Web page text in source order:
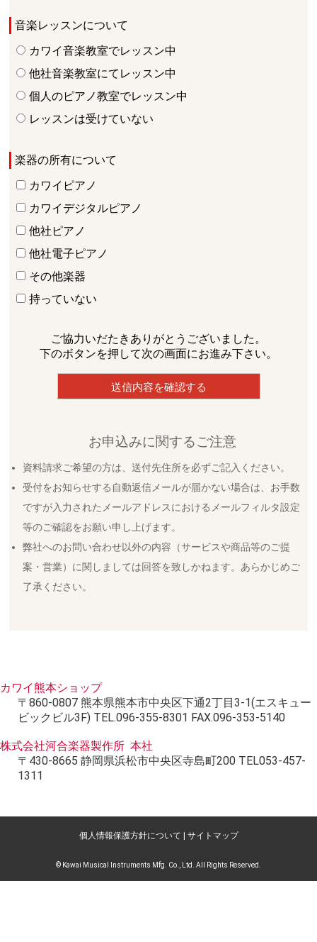
音楽レッスンについて
カワイ音楽教室でレッスン中
他社音楽教室にてレッスン中
個人のピアノ教室でレッスン中
レッスンは受けていない
楽器の所有について
カワイピアノ
カワイデジタルピアノ
他社ピアノ
他社電子ピアノ
その他楽器
持っていない
ご協力いだたきありがとうございました。
下のボタンを押して次の画面にお進み下さい。
お申込みに関するご注意
資料請求ご希望の方は、送付先住所を必ずご記入ください。
受付をお知らせする自動返信メールが届かない場合は、お手数
ですが入力されたメールアドレスにおけるメールフィルタ設定
等のご確認をお願い申し上げます。
弊社へのお問い合わせ以外の内容（サービスや商品等のご提
案・営業）に関しましては回答を致しかねます。あらかじめご
了承ください。
カワイ熊本ショップ
〒860-0807 熊本県熊本市中央区下通2丁目3-1(エスキュー
ビックビル3F) TEL.096-355-8301 FAX.096-353-5140
株式会社河合楽器製作所 本社
〒430-8665 静岡県浜松市中央区寺島町200 TEL053-457-
1311
個人情報保護方針について サイトマップ
© Kawai Musical Instruments Mfg. Co., Ltd. All Rights Reserved.